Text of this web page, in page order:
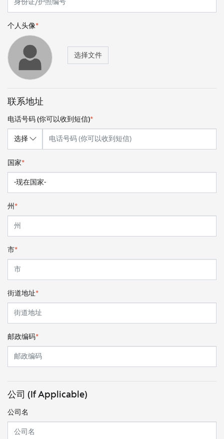
个人头像*
选择文件
联系地址
电话号码 (你可以收到短信)*
国家*
州*
市*
街道地址*
邮政编码*
公司 (If Applicable)
公司名